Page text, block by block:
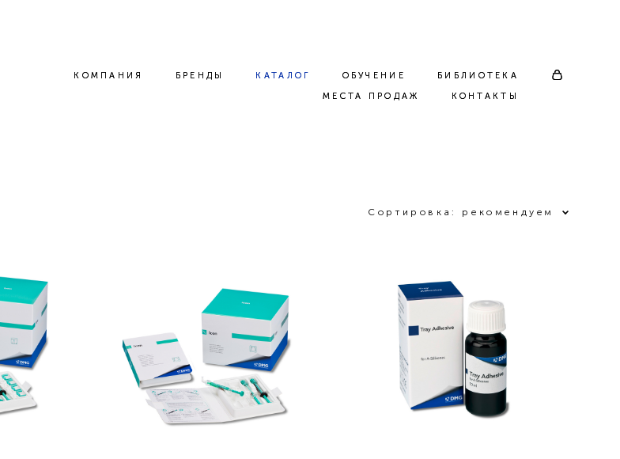
КОМПАНИЯ БРЕНДЫ КАТАЛОГ ОБУЧЕНИЕ
БИБЛИОТЕКА
МЕСТА ПРОДАЖ
КОНТАКТЫ
КОМПАНИЯ БРЕНДЫ КАТАЛОГ ОБУЧЕНИЕ
БИБЛИОТЕКА
МЕСТА ПРОДАЖ
КОНТАКТЫ
Сортировка: рекомендуем